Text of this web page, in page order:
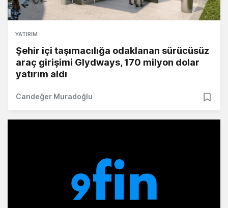
YATIRIM
Şehir içi taşımacılığa odaklanan sürücüsüz
araç girişimi Glydways, 170 milyon dolar
yatırım aldı
Candeğer Muradoğlu